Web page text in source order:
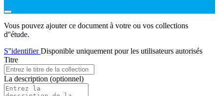
Vous pouvez ajouter ce document à votre ou vos collections
d''étude.
S''identifierDisponible uniquement pour les utilisateurs autorisés
Titre
La description (optionnel)